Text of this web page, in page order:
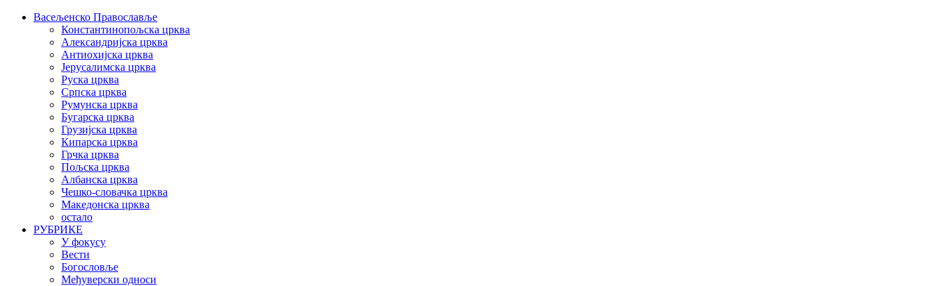
Васељенско Православље
Константинопољска црква
Александријска црква
Антиохијска црква
Јерусалимска црква
Руска црква
Српска црква
Румунска црква
Бугарска црква
Грузијска црква
Кипарска црква
Грчка црква
Пољска црква
Албанска црква
Чешко-словачка црква
Македонска црква
остало
РУБРИКЕ
У фокусу
Вести
Богословље
Међуверски односи